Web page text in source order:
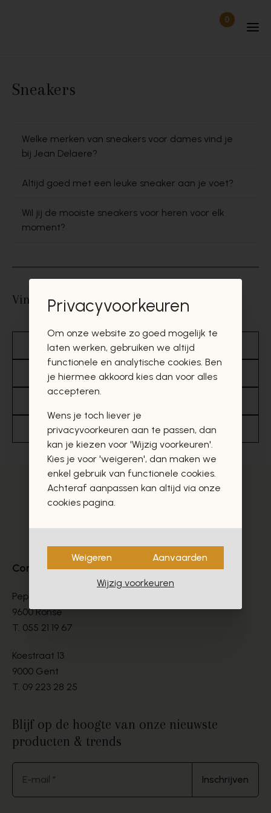
0Items in
Sneakers
Welke merken van sneakers voor dames vind je
bij Jean Delaere?
Altijd goed met een leuke sneaker aan je voet?
Wil jij de mooiste sneakers voor heren voor elk
moment?
Vind een antwoord in deze rubrieken
Betalen Aanbod Retourneren
Algemene informatie Leveren
Onze partners
Cadeaubonnen & promoties Sandalen
Contact
Peperstraat 9-11
9600 Ronse
T. 055 21 19 67
Koestraat 13
9000 Gent
T. 09 223 28 25
Blijf op de hoogte van onze nieuwste
producten & trends
E-mail * Inschrijven
Privacyvoorkeuren
Om onze website zo goed mogelijk te
laten werken, gebruiken we altijd
functionele en analytische cookies. Ben
je hiermee akkoord kies dan voor alles
accepteren.
Wens je toch liever je
privacyvoorkeuren aan te passen, dan
kan je kiezen voor 'Wijzig voorkeuren'.
Kies je voor 'weigeren', dan maken we
enkel gebruik van functionele cookies.
Achteraf aanpassen kan altijd via onze
cookies pagina.
Weigeren Aanvaarden
Wijzig voorkeuren